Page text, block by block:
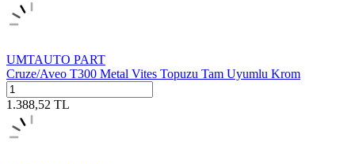
UMTAUTO PART
Cruze/Aveo T300 Metal Vites Topuzu Tam Uyumlu Krom
1.388,52 TL